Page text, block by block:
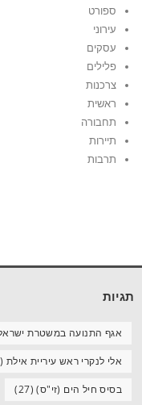
ספורט
עירוני
עסקים
פלילים
צרכנות
ראשית
תחבורה
תיירות
תרבות
תגיות
אגף התנועה במשטרת
אלי לנקרי ראש עיריית אילת (207)
בסיס חיל הים (זי"ס)(27)